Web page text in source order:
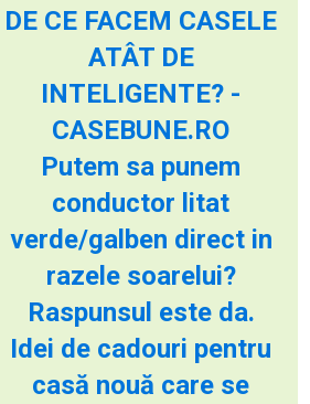
DE CE FACEM CASELE
ATÂT DE
INTELIGENTE? -
CASEBUNE.RO
Putem sa punem
conductor litat
verde/galben direct in
razele soarelui?
Raspunsul este da.
Idei de cadouri pentru
casă nouă care se